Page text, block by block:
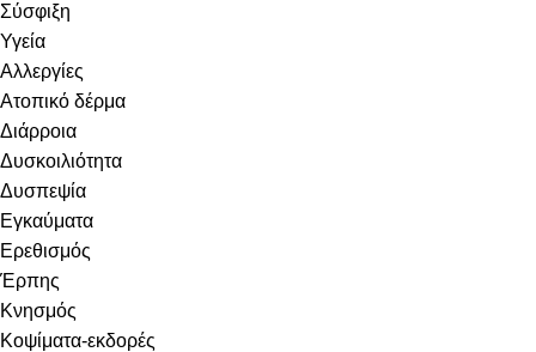
Σύσφιξη
Υγεία
Αλλεργίες
Ατοπικό δέρμα
Διάρροια
Δυσκοιλιότητα
Δυσπεψία
Εγκαύματα
Ερεθισμός
Έρπης
Κνησμός
Κοψίματα-εκδορές